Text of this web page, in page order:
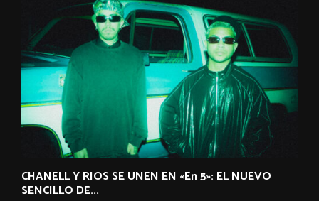
CHANELL Y RIOS SE UNEN EN «En 5»: EL NUEVO
SENCILLO DE...